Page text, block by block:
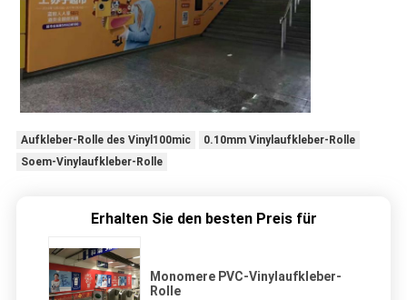
Aufkleber-Rolle des Vinyl100mic
0.10mm Vinylaufkleber-Rolle
Soem-Vinylaufkleber-Rolle
Erhalten Sie den besten Preis für
Monomere PVC-Vinylaufkleber-
Rolle